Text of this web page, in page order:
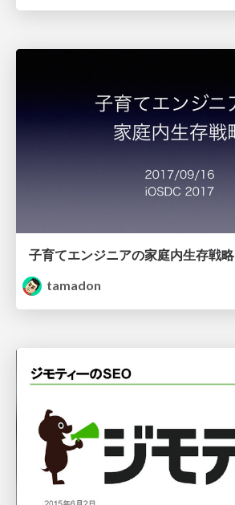
子育てエンジニアの家庭内生存戦略
tamadon